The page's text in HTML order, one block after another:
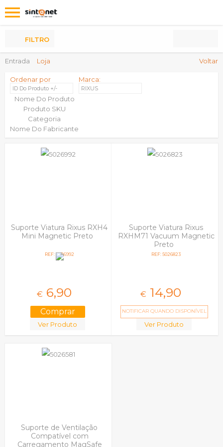
Entrada Loja Voltar
FILTRO
Ordenar por
ID Do Produto +/-
Nome Do Produto
Produto SKU
Categoria
Nome Do Fabricante
Marca:
RIXUS
Suporte Viatura Rixus RXH4
Mini Magnetic Preto
REF: 5026992
€ 6,90
Ver Produto
Suporte Viatura Rixus
RXHM71 Vacuum Magnetic
Preto
REF: 5026823
€ 14,90
NOTIFICAR QUANDO DISPONÍVEL
Ver Produto
Suporte de Ventilação
Compatível com
Carregamento MagSafe